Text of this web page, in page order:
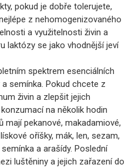
pokud je dobře tolerujete,
z nehomogenizovaného
a využitelnosti živin a
laktózy se jako vhodnější jeví
spektrem esenciálních
semínka. Pokud chcete z
živin a zlepšit jejich
na několik hodin
mají pekanové, makadamiové,
oříšky, mák, len, sezam,
a arašídy. Poslední
luštěniny a jejich zařazení do